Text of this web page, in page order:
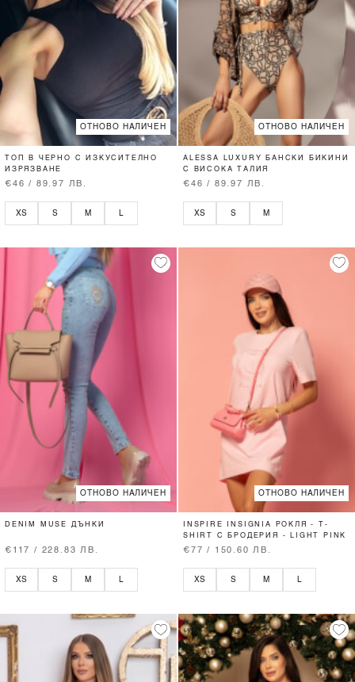
ОТНОВО НАЛИЧЕН
ТОП В ЧЕРНО С ИЗКУСИТЕЛНО
ИЗРЯЗВАНЕ
€46 / 89.97 ЛВ.
XS S M
ОТНОВО НАЛИЧЕН
ALESSA LUXURY БАНСКИ БИКИНИ
С ВИСОКА ТАЛИЯ
€46 / 89.97 ЛВ.
XS S M
ОТНОВО НАЛИЧЕН
DENIM MUSE ДЪНКИ
€117 / 228.83 ЛВ.
XS S M L
ОТНОВО НАЛИЧЕН
INSPIRE INSIGNIA РОКЛЯ - T-
SHIRT С БРОДЕРИЯ - LIGHT PINK
€77 / 150.60 ЛВ.
XS S M L